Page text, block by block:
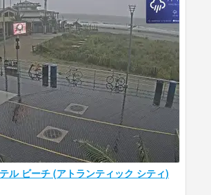
ル ビーチ (アトランティック シティ)